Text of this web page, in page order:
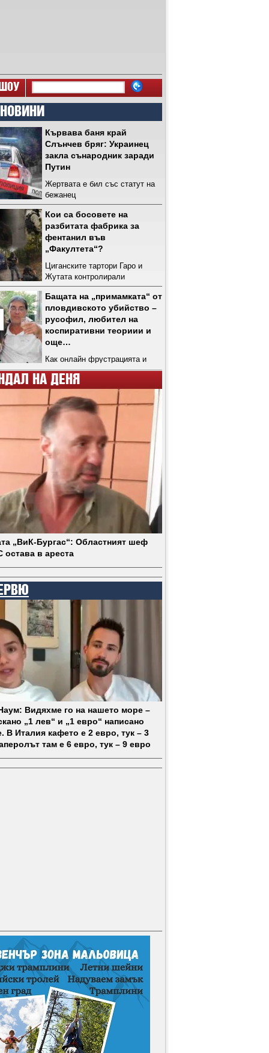
Кървава баня край
Слънчев бряг: Украинец
закла сънародник заради
Путин
Жертвата е бил със статут на
бежанец
Кои са босовете на
разбитата фабрика за
фентанил във
„Факултета“?
Циганските тартори Гаро и
Жутата контролирали
лабораторията, издал ги
арестуваният дилър Сашо
Гугутката
Бащата на „примамката“ от
пловдивското убийство –
русофил, любител на
коспиративни теориии и
още…
Как онлайн фрустрацията и
семейната среда отгледаха
децата-убийци
НА ДЕНЯ
„ВиК-Бургас“: Областният шеф
остава в ареста
Видяхме го на нашето море –
„1 лев“ и „1 евро“ написано
В Италия кафето е 2 евро, тук – 3
там е 6 евро, тук – 9 евро